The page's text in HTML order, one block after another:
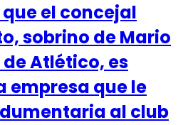
el concejal
sobrino de Mario
Atlético, es
empresa que le
al club